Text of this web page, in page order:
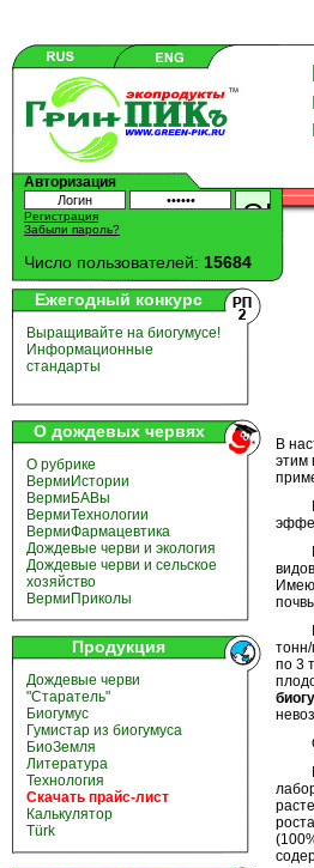
Авторизация
Регистрация
Забыли пароль?
Число пользователей: 15684
Ежегодный конкурс
Выращивайте на биогумусе!
Информационные
стандарты
О дождевых червях
О рубрике
ВермиИстории
ВермиБАВы
ВермиТехнологии
ВермиФармацевтика
Дождевые черви и экология
Дождевые черви и сельское
хозяйство
ВермиПриколы
Продукция
Дождевые черви
"Старатель"
Биогумус
Гумистар из биогумуса
БиоЗемля
Литература
Технология
Скачать прайс-лист
Калькулятор
Türk
В
этим
по 3